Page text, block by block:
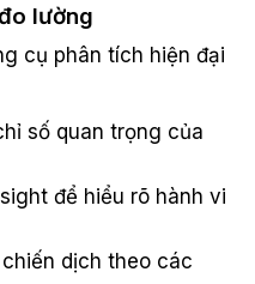
lường
cụ phân tích hiện đại
số quan trọng của
để hiểu rõ hành vi
dịch theo các